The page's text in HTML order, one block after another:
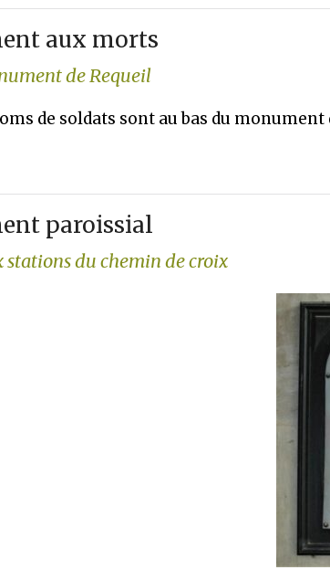
aux morts
de Requeil
de soldats sont au bas du monument
paroissial
stations du chemin de croix